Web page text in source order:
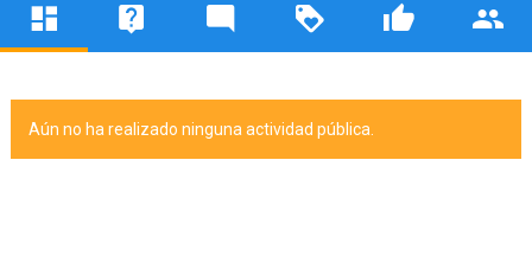
Aún no ha realizado ninguna actividad pública.